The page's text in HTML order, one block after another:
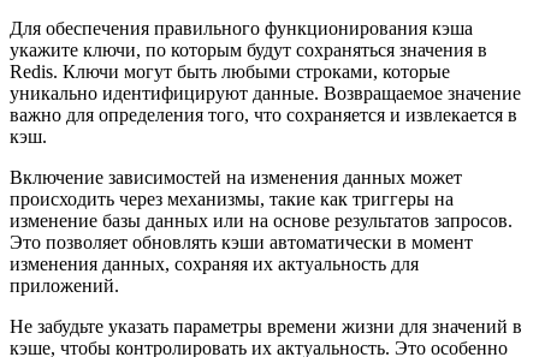
Для обеспечения правильного функционирования кэша
укажите ключи, по которым будут сохраняться значения в
Redis. Ключи могут быть любыми строками, которые
уникально идентифицируют данные. Возвращаемое значение
важно для определения того, что сохраняется и извлекается в
кэш.
Включение зависимостей на изменения данных может
происходить через механизмы, такие как триггеры на
изменение базы данных или на основе результатов запросов.
Это позволяет обновлять кэши автоматически в момент
изменения данных, сохраняя их актуальность для
приложений.
Не забудьте указать параметры времени жизни для значений в
кэше, чтобы контролировать их актуальность. Это особенно